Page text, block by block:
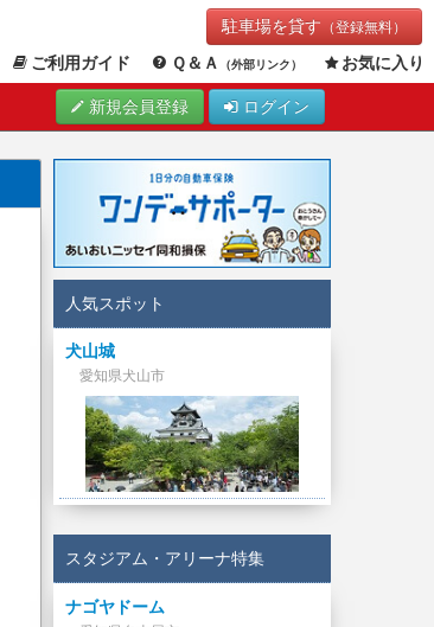
駐車場を貸す （登録無料）
ご利用ガイド Ｑ＆Ａ （外部リンク） お気に入り
新規会員登録 ログイン
人気スポット
犬山城
愛知県犬山市
スタジアム・アリーナ特集
ナゴヤドーム